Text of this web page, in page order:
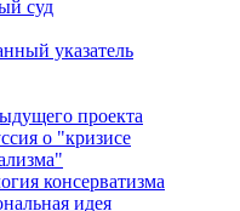
суд
указатель
проекта
о "кризисе
консерватизма
идея